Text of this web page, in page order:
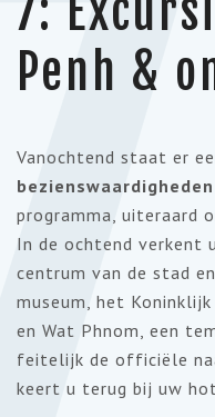
7:
Penh &
Vanochtend staat er
programma, uiteraard
In de ochtend verkent
centrum van de stad
museum, het
en Wat Phnom, een
feitelijk de officiële
keert u terug bij uw